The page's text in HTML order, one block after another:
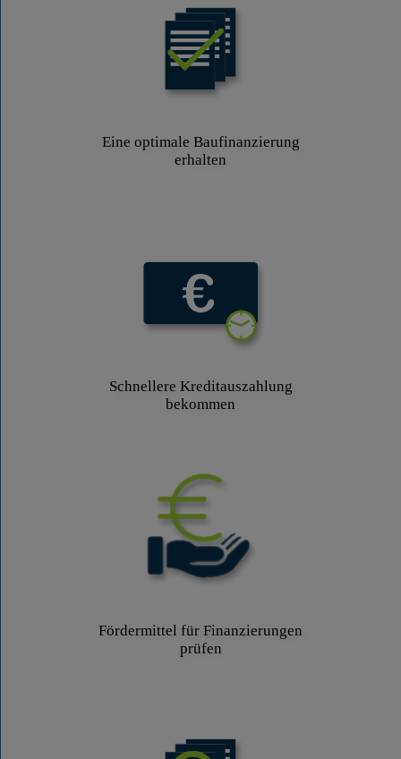
Eine optimale Baufinanzierung
erhalten
Schnellere Kreditauszahlung
bekommen
Fördermittel für Finanzierungen
prüfen